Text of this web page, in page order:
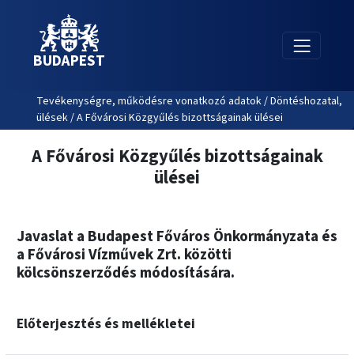
BUDAPEST
Tevékenységre, működésre vonatkozó adatok / Döntéshozatal,
ülések / A Fővárosi Közgyűlés bizottságainak ülései
A Fővárosi Közgyűlés bizottságainak
ülései
Javaslat a Budapest Főváros Önkormányzata és
a Fővárosi Vízművek Zrt. közötti
kölcsönszerződés módosítására.
Előterjesztés és mellékletei